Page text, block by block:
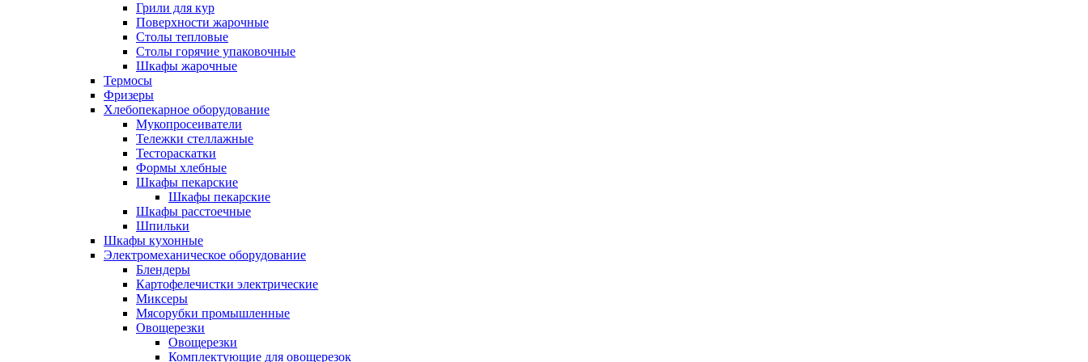
Грили для кур
Поверхности жарочные
Столы тепловые
Столы горячие упаковочные
Шкафы жарочные
Термосы
Фризеры
Хлебопекарное оборудование
Мукопросеиватели
Тележки стеллажные
Тестораскатки
Формы хлебные
Шкафы пекарские
Шкафы пекарские
Шкафы расстоечные
Шпильки
Шкафы кухонные
Электромеханическое оборудование
Блендеры
Картофелечистки электрические
Миксеры
Мясорубки промышленные
Овощерезки
Овощерезки
Комплектующие для овощерезок